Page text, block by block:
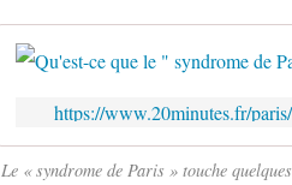
https://www.20minutes.fr/
Le « syndrome de Paris » touche